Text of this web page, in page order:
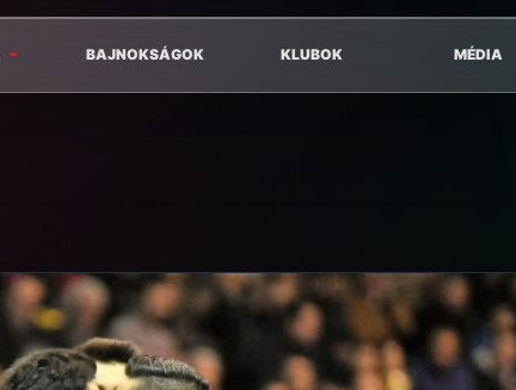
BAJNOKSÁGOK KLUBOK MÉDIA